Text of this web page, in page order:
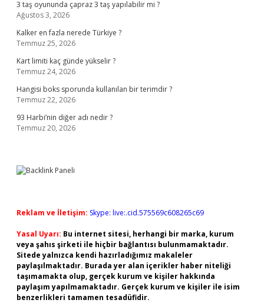
3 taş oyununda çapraz 3 taş yapılabilir mi ?
Ağustos 3, 2026
Kalker en fazla nerede Türkiye ?
Temmuz 25, 2026
Kart limiti kaç günde yükselir ?
Temmuz 24, 2026
Hangisi boks sporunda kullanılan bir terimdir ?
Temmuz 22, 2026
93 Harbi’nin diğer adı nedir ?
Temmuz 20, 2026
Reklam ve İletişim: Skype: live:.cid.575569c608265c69
Yasal Uyarı: Bu internet sitesi, herhangi bir marka, kurum
veya şahıs şirketi ile hiçbir bağlantısı bulunmamaktadır.
Sitede yalnızca kendi hazırladığımız makaleler
paylaşılmaktadır. Burada yer alan içerikler haber niteliği
taşımamakta olup, gerçek kurum ve kişiler hakkında
paylaşım yapılmamaktadır. Gerçek kurum ve kişiler ile isim
benzerlikleri tamamen tesadüfidir.